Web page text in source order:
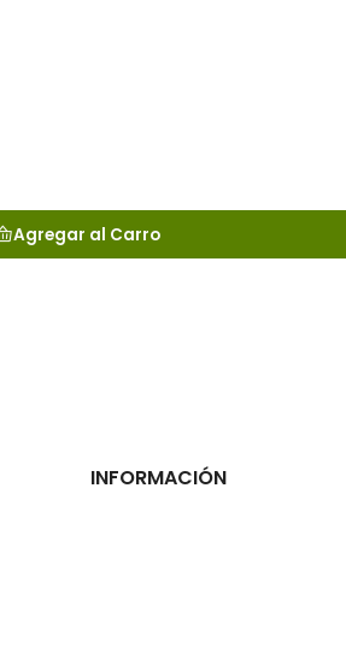
Agregar al Carro
INFORMACIÓN